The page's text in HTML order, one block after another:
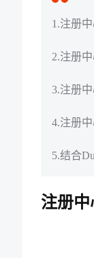
1.注册
2.注册
3.注册
4.注册
5.结合
注册